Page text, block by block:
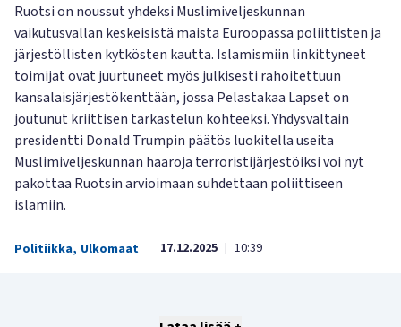
Ruotsi on noussut yhdeksi Muslimiveljeskunnan
vaikutusvallan keskeisistä maista Euroopassa poliittisten ja
järjestöllisten kytkösten kautta. Islamismiin linkittyneet
toimijat ovat juurtuneet myös julkisesti rahoitettuun
kansalaisjärjestökenttään, jossa Pelastakaa Lapset on
joutunut kriittisen tarkastelun kohteeksi. Yhdysvaltain
presidentti Donald Trumpin päätös luokitella useita
Muslimiveljeskunnan haaroja terroristijärjestöiksi voi nyt
pakottaa Ruotsin arvioimaan suhdettaan poliittiseen
islamiin.
Politiikka, Ulkomaat 17.12.2025 | 10:39